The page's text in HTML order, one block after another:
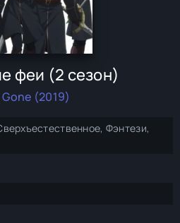
феи (2 сезон)
Gone (2019)
Фэнтези,